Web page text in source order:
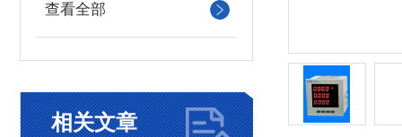
查看全部
相关文章